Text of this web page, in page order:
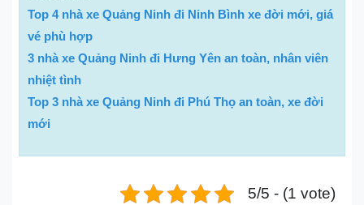
Top 4 nhà xe Quảng Ninh đi Ninh Bình xe đời mới, giá
vé phù hợp
3 nhà xe Quảng Ninh đi Hưng Yên an toàn, nhân viên
nhiệt tình
Top 3 nhà xe Quảng Ninh đi Phú Thọ an toàn, xe đời
mới
5/5 - (1 vote)